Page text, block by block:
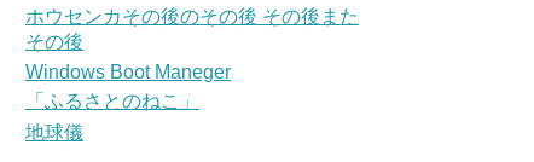
ホウセンカその後のその後 その後また
その後
Windows Boot Maneger
「ふるさとのねこ」
地球儀